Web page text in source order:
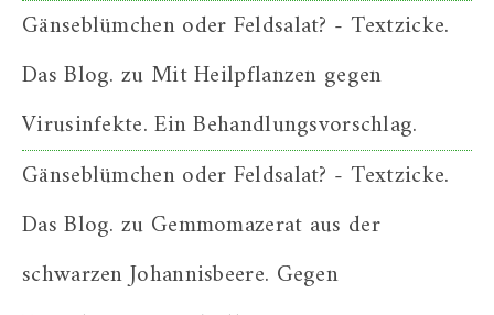
Gänseblümchen oder Feldsalat? - Textzicke.
Das Blog. zu Mit Heilpflanzen gegen
Virusinfekte. Ein Behandlungsvorschlag.
Gänseblümchen oder Feldsalat? - Textzicke.
Das Blog. zu Gemmomazerat aus der
schwarzen Johannisbeere. Gegen